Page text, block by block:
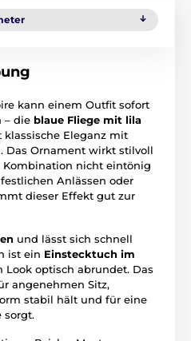
kann einem Outfit sofort
– die blaue Fliege mit lila
klassische Eleganz mit
Das Ornament wirkt stilvoll
Kombination nicht eintönig
Anlässen oder
dieser Effekt gut zur
und lässt sich schnell
ist ein Einstecktuch im
Look optisch abrundet. Das
angenehmen Sitz,
stabil hält und für eine
sorgt.